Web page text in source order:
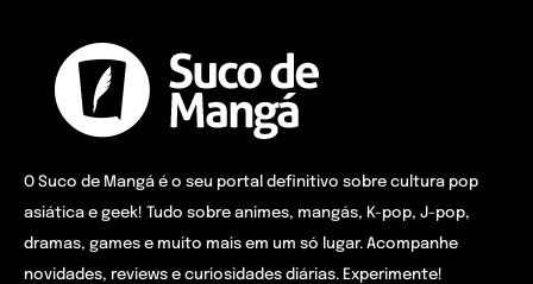
O Suco de Mangá é o seu portal definitivo sobre cultura pop
asiática e geek! Tudo sobre animes, mangás, K-pop, J-pop,
dramas, games e muito mais em um só lugar. Acompanhe
novidades, reviews e curiosidades diárias. Experimente!